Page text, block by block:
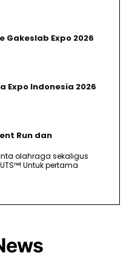
Gakeslab Expo 2026
Expo Indonesia 2026
Run dan
olahraga sekaligus
Untuk pertama